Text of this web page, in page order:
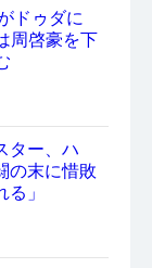
ドゥダに
周啓豪を下
ター、ハ
の末に惜敗
」